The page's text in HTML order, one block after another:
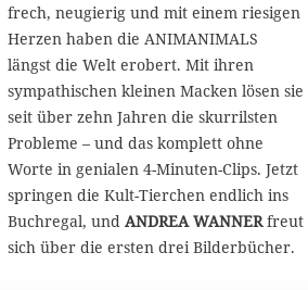
0
2
6
frech, neugierig und mit einem riesigen
Herzen haben die ANIMANIMALS
längst die Welt erobert. Mit ihren
sympathischen kleinen Macken lösen sie
seit über zehn Jahren die skurrilsten
Probleme – und das komplett ohne
Worte in genialen 4-Minuten-Clips. Jetzt
springen die Kult-Tierchen endlich ins
Buchregal, und ANDREA WANNERfreut
sich über die ersten drei Bilderbücher.